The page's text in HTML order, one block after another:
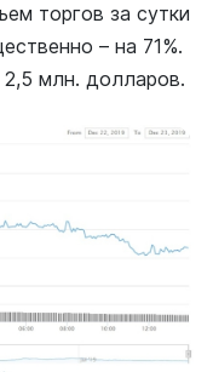
торгов за сутки
– на 71%.
2,5 млн. долларов.